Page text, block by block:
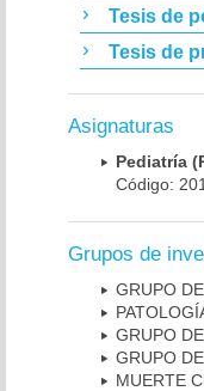
Tesis de
Tesis de
Asignaturas
Pediatría
Código:
Grupos de
GRUPO
GRUPO
GRUPO
MUERTE